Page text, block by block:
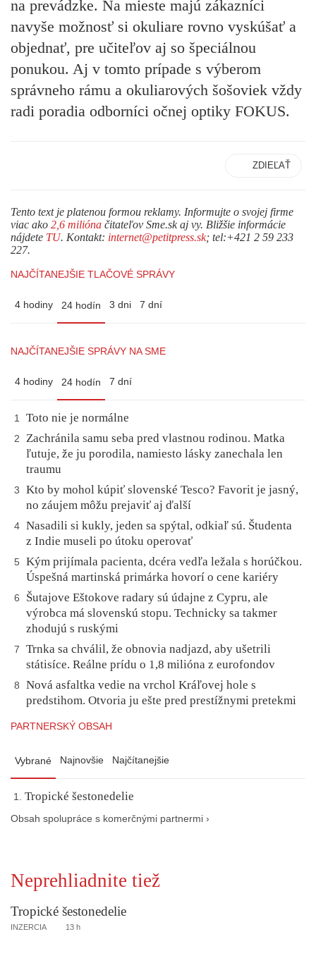
na prevádzke. Na mieste majú zákazníci
navyše možnosť si okuliare rovno vyskúšať a
objednať, pre učiteľov aj so špeciálnou
ponukou. Aj v tomto prípade s výberom
správneho rámu a okuliarových šošoviek vždy
radi poradia odborníci očnej optiky FOKUS.
ZDIEĽAŤ
Tento text je platenou formou reklamy. Informujte o svojej firme
viac ako 2,6 milióna čitateľov Sme.sk aj vy. Bližšie informácie
nájdete TU. Kontakt: internet@petitpress.sk; tel:+421 2 59 233
227.
NAJČÍTANEJŠIE TLAČOVÉ SPRÁVY
4 hodiny 24 hodín 3 dni 7 dní
NAJČÍTANEJŠIE SPRÁVY NA SME
4 hodiny 24 hodín 7 dní
1 Toto nie je normálne
2
Zachránila samu seba pred vlastnou rodinou. Matka
ľutuje, že ju porodila, namiesto lásky zanechala len
traumu
3
Kto by mohol kúpiť slovenské Tesco? Favorit je jasný,
no záujem môžu prejaviť aj ďalší
4 Nasadili si kukly, jeden sa spýtal, odkiaľ sú. Študenta
z Indie museli po útoku operovať
5
Kým prijímala pacienta, dcéra vedľa ležala s horúčkou.
Úspešná martinská primárka hovorí o cene kariéry
6
Šutajove Eštokove radary sú údajne z Cypru, ale
výrobca má slovenskú stopu. Technicky sa takmer
zhodujú s ruskými
7
Trnka sa chválil, že obnovia nadjazd, aby ušetrili
státisíce. Reálne prídu o 1,8 milióna z eurofondov
8
Nová asfaltka vedie na vrchol Kráľovej hole s
predstihom. Otvoria ju ešte pred prestížnymi pretekmi
PARTNERSKÝ OBSAH
Vybrané Najnovšie Najčítanejšie
Tropické šestonedelie
Obsah spolupráce s komerčnými partnermi ›
Neprehliadnite tiež
Tropické šestonedelie
INZERCIA 13 h